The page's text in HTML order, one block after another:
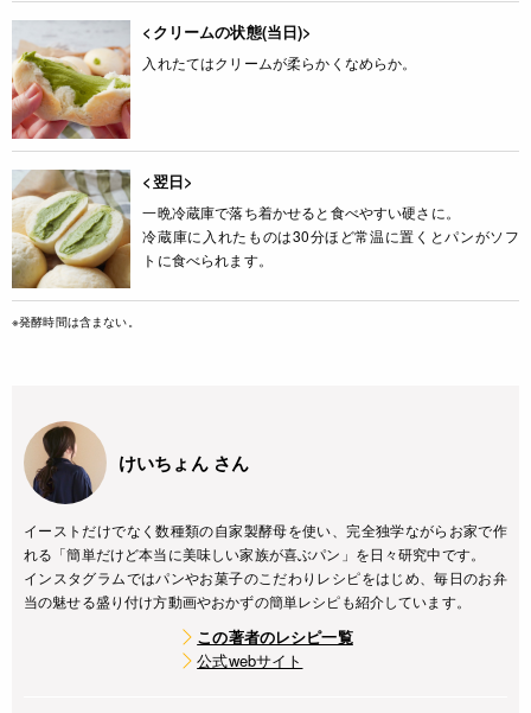
<クリームの状態(当日)>
入れたてはクリームが柔らかくなめらか。
<翌日>
一晩冷蔵庫で落ち着かせると食べやすい硬さに。
冷蔵庫に入れたものは30分ほど常温に置くとパンがソフ
トに食べられます。
※発酵時間は含まない。
けいちょん さん
イーストだけでなく数種類の自家製酵母を使い、完全独学ながらお家で作
れる「簡単だけど本当に美味しい家族が喜ぶパン」を日々研究中です。
インスタグラムではパンやお菓子のこだわりレシピをはじめ、毎日のお弁
当の魅せる盛り付け方動画やおかずの簡単レシピも紹介しています。
この著者のレシピ一覧
公式webサイト